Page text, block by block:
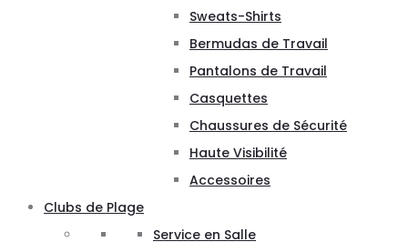
Sweats-Shirts
Bermudas de Travail
Pantalons de Travail
Casquettes
Chaussures de Sécurité
Haute Visibilité
Accessoires
Clubs de Plage
Service en Salle